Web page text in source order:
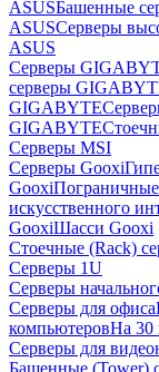
ASUSБашенные
ASUSСерверы
ASUS
Серверы
серверы
GIGABYTE
GIGABYTE
Серверы MSI
Серверы Gooxi
Gooxi
искусственного
GooxiШасси Gooxi
Стоечные (Rack)
Серверы 1U
Серверы
Серверы для офиса
компьютеровНа 30
Серверы для
Башенные (Tower)